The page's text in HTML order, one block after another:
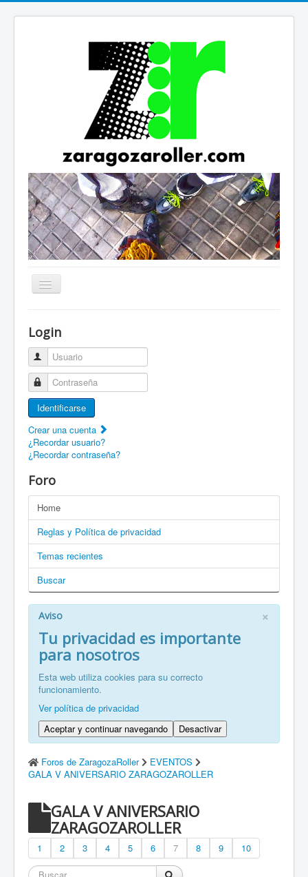
Cambiar
Patines Solidarios
¿Cómo asociarme? Ventajas
Movilidad en patines F.A.Q.
Enlaces
EN: Welcome to ZaragozaRoller!
EN: How to become a member?
DE: Willkommen zu ZaragozaRoller!
PT: Bem vindo a ZaragozaRoller!
CAT: Benvingut a ZaragozaRoller!
GAL: Benvido a ZaragozaRoller!
FR: Bienvenu à ZaragozaRoller!
ZH: 欢迎来到萨拉戈萨轮滑协会！
Login
Usuario
Contraseña
Identificarse
Crear una cuenta
¿Recordar usuario?
¿Recordar contraseña?
Foro
Home
Reglas y Política de privacidad
Temas recientes
Buscar
×
Aviso
Tu privacidad es importante
para nosotros
Esta web utiliza cookies para su correcto
funcionamiento.
Ver política de privacidad
Aceptar y continuar navegando
Desactivar
Foros de ZaragozaRoller
EVENTOS
GALA V ANIVERSARIO ZARAGOZAROLLER
GALA V ANIVERSARIO
ZARAGOZAROLLER
1 2 3 4 5 6 7 8 9 10